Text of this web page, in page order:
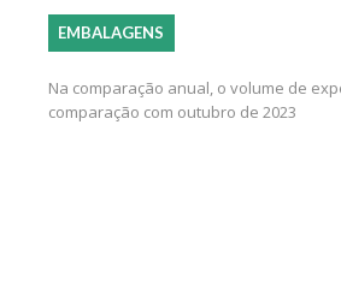
EMBALAGENS
Na comparação anual, o volume de
comparação com outubro de 2023